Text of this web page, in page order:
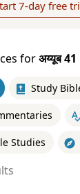
7-day free
forअय्यूब 41
Study
Studies